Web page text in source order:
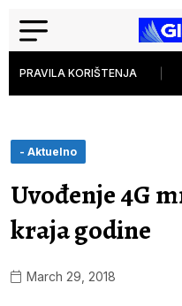
PRAVILA KORIŠTENJA
- Aktuelno
Uvođenje 4G
kraja godine
March 29, 2018